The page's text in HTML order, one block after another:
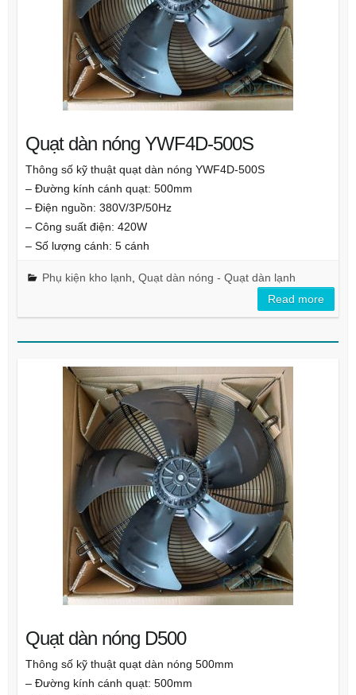
Quạt dàn nóng YWF4D-500S
Thông số kỹ thuật quạt dàn nóng YWF4D-500S
– Đường kính cánh quạt: 500mm
– Điện nguồn: 380V/3P/50Hz
– Công suất điện: 420W
– Số lượng cánh: 5 cánh
Phụ kiện kho lạnh Quạt dàn nóng - Quạt dàn lạnh
Read more
Quạt dàn nóng D500
Thông số kỹ thuật quạt dàn nóng 500mm
– Đường kính cánh quạt: 500mm